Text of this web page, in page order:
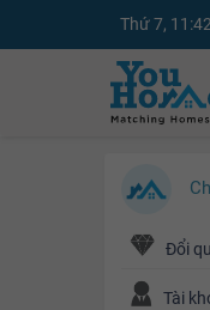
Thứ 7,
Đổi
Tài